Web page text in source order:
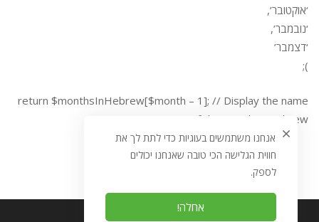
‘אוקטובר’,
‘נובמבר’,
‘דצמבר’
);
return $monthsInHebrew[$month – 1]; // Display the name
of the month in Hebrew
אנחנו משתמשים בעוגיות כדי לתת לך את
חווית הגלישה הכי טובה שאנחנו יכולים
לספק.
אחלה!